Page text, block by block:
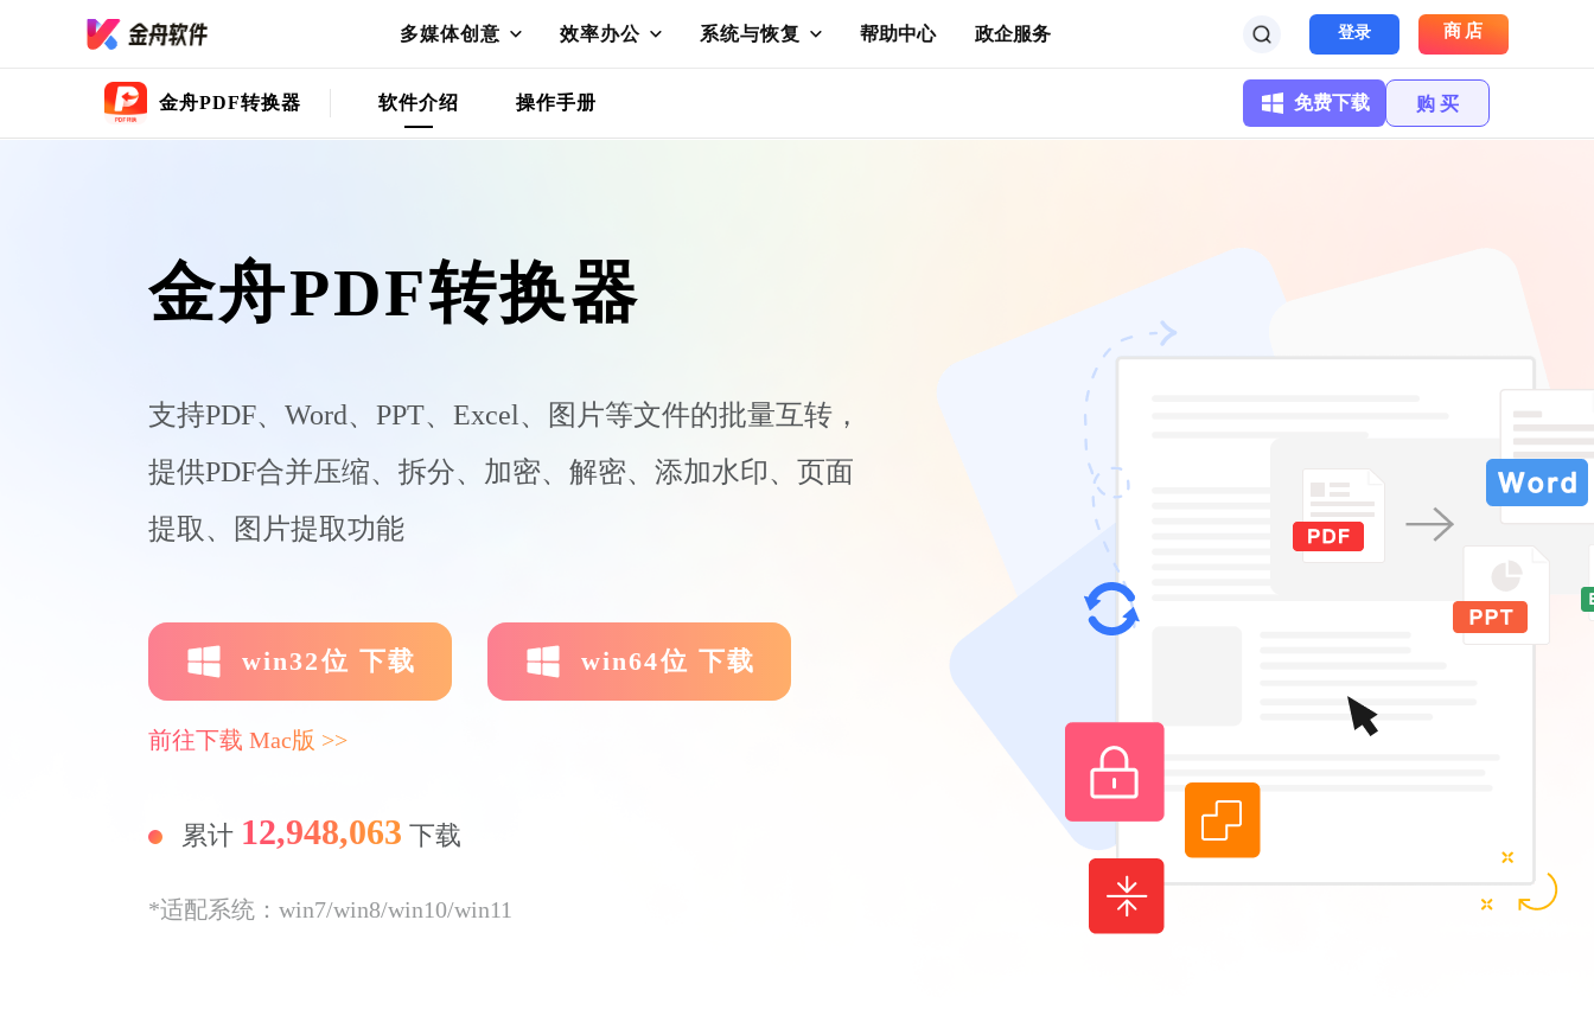
多媒体创意 效率办公 系统与恢复 帮助中心 政企服务 登录 商店
金舟PDF转换器 软件介绍 操作手册 免费下载 购 买
金舟PDF转换器
支持PDF、Word、PPT、Excel、图片等文件的批量互转，
提供PDF合并压缩、拆分、加密、解密、添加水印、页面
提取、图片提取功能
win32位 下载 win64位 下载
前往下载 Mac版 >>
累计 12,948,063 下载
*适配系统：win7/win8/win10/win11